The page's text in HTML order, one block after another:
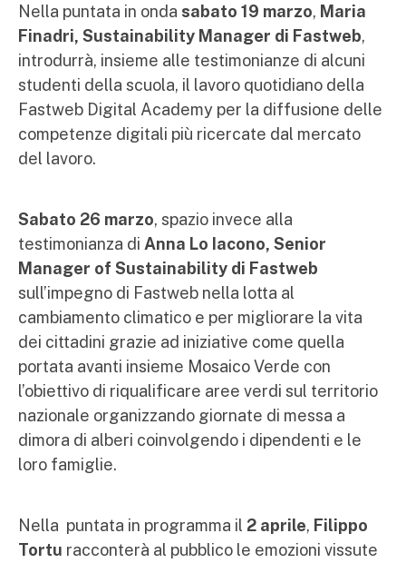
Nella puntata in onda sabato 19 marzo, Maria
Finadri, Sustainability Manager di Fastweb,
introdurrà, insieme alle testimonianze di alcuni
studenti della scuola, il lavoro quotidiano della
Fastweb Digital Academy per la diffusione delle
competenze digitali più ricercate dal mercato
del lavoro.
Sabato 26 marzo, spazio invece alla
testimonianza di Anna Lo Iacono, Senior
Manager of Sustainability di Fastweb
sull’impegno di Fastweb nella lotta al
cambiamento climatico e per migliorare la vita
dei cittadini grazie ad iniziative come quella
portata avanti insieme Mosaico Verde con
l’obiettivo di riqualificare aree verdi sul territorio
nazionale organizzando giornate di messa a
dimora di alberi coinvolgendo i dipendenti e le
loro famiglie.
Nella puntata in programma il 2 aprile, Filippo
Tortu racconterà al pubblico le emozioni vissute